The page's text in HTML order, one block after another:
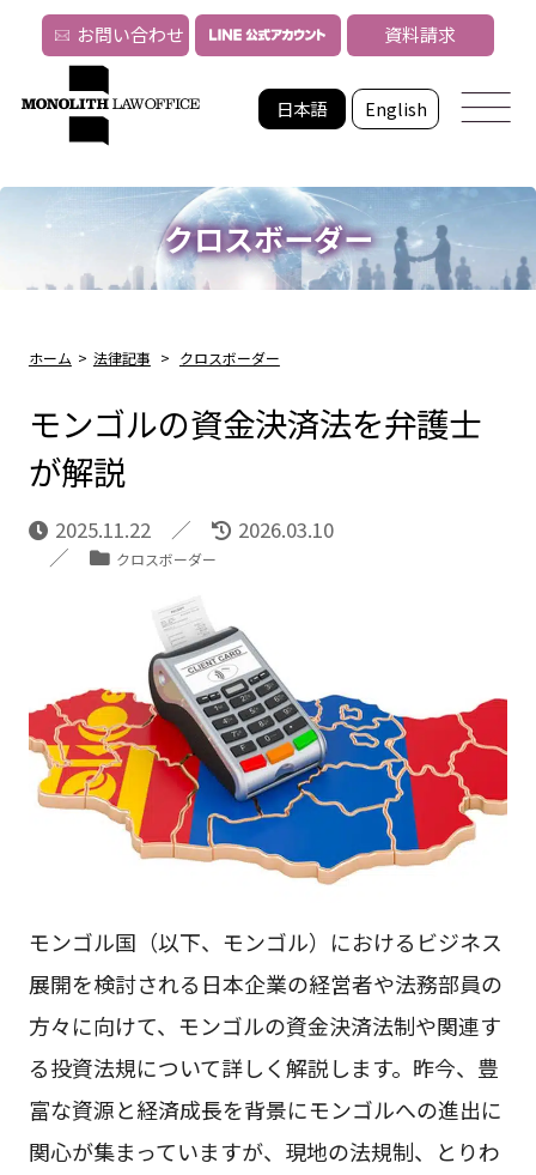
日本語 English
お問い合わせ 資料請求
クロスボーダー
ホーム > 法律記事 > クロスボーダー
モンゴルの資金決済法を弁護士
が解説
2025.11.22 2026.03.10
クロスボーダー
モンゴル国（以下、モンゴル）におけるビジネス
展開を検討される日本企業の経営者や法務部員の
方々に向けて、モンゴルの資金決済法制や関連す
る投資法規について詳しく解説します。昨今、豊
富な資源と経済成長を背景にモンゴルへの進出に
関心が集まっていますが、現地の法規制、とりわ